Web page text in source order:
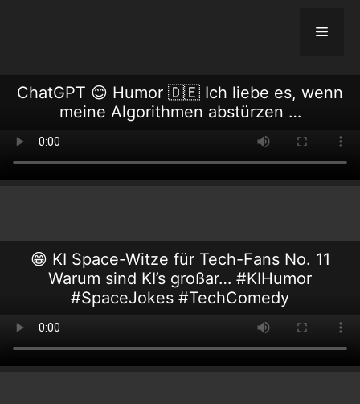
Menu
ChatGPT 😊 Humor 🇩🇪 Ich liebe es, wenn
meine Algorithmen abstürzen …
😁 KI Space-Witze für Tech-Fans No. 11
Warum sind KI’s großar… #KIHumor
#SpaceJokes #TechComedy